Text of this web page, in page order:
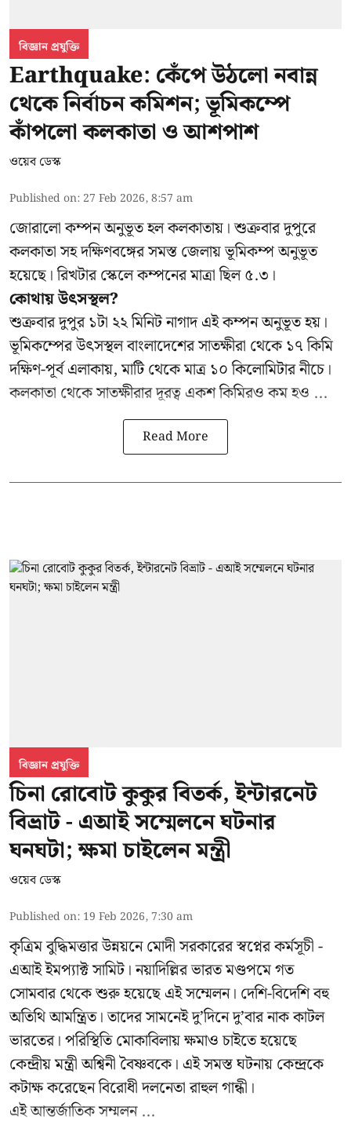
বিজ্ঞান প্রযুক্তি
Earthquake: কেঁপে উঠলো নবান্ন
থেকে নির্বাচন কমিশন; ভূমিকম্পে
কাঁপলো কলকাতা ও আশপাশ
ওয়েব ডেস্ক
Published on: 27 Feb 2026, 8:57 am
জোরালো কম্পন অনুভূত হল কলকাতায়। শুক্রবার দুপুরে
কলকাতা সহ দক্ষিণবঙ্গের সমস্ত জেলায় ভূমিকম্প অনুভূত
হয়েছে। রিখটার স্কেলে কম্পনের মাত্রা ছিল ৫.৩।
কোথায় উৎসস্থল?
শুক্রবার দুপুর ১টা ২২ মিনিট নাগাদ এই কম্পন অনুভূত হয়।
ভূমিকম্পের উৎসস্থল বাংলাদেশের সাতক্ষীরা থেকে ১৭ কিমি
দক্ষিণ-পূর্ব এলাকায়, মাটি থেকে মাত্র ১০ কিলোমিটার নীচে।
কলকাতা থেকে সাতক্ষীরার দূরত্ব একশ কিমিরও কম হও ...
Read More
বিজ্ঞান প্রযুক্তি
চিনা রোবোট কুকুর বিতর্ক, ইন্টারনেট
বিভ্রাট - এআই সম্মেলনে ঘটনার
ঘনঘটা; ক্ষমা চাইলেন মন্ত্রী
ওয়েব ডেস্ক
Published on: 19 Feb 2026, 7:30 am
কৃত্রিম বুদ্ধিমত্তার উন্নয়নে মোদী সরকারের স্বপ্নের কর্মসূচী -
এআই ইমপ্যাক্ট সামিট। নয়াদিল্লির ভারত মণ্ডপমে গত
সোমবার থেকে শুরু হয়েছে এই সম্মেলন। দেশি-বিদেশি বহু
অতিথি আমন্ত্রিত। তাদের সামনেই দু’দিনে দু’বার নাক কাটল
ভারতের। পরিস্থিতি মোকাবিলায় ক্ষমাও চাইতে হয়েছে
কেন্দ্রীয় মন্ত্রী অশ্বিনী বৈষ্ণবকে। এই সমস্ত ঘটনায় কেন্দ্রকে
কটাক্ষ করেছেন বিরোধী দলনেতা রাহুল গান্ধী।
এই আন্তর্জাতিক সম্মলন ...